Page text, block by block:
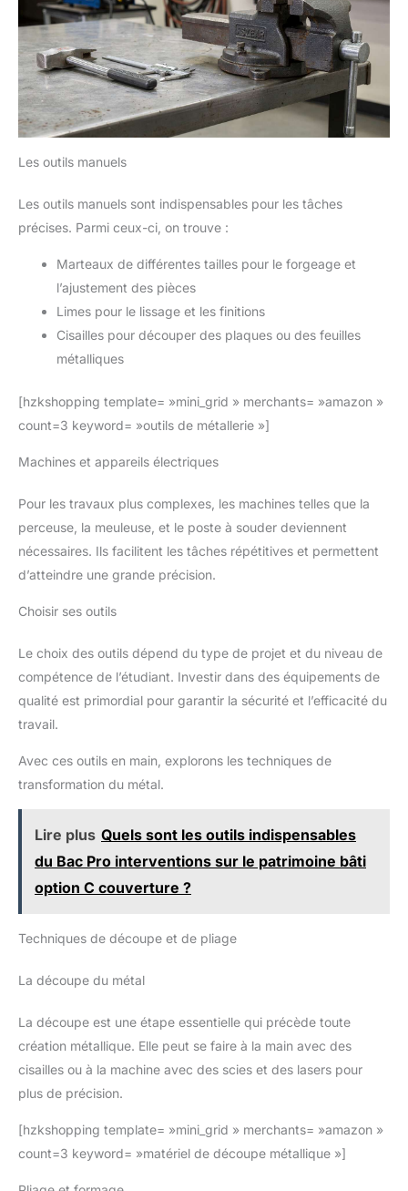
Les outils manuels
Les outils manuels sont indispensables pour les tâches
précises. Parmi ceux-ci, on trouve :
Marteaux de différentes tailles pour le forgeage et
l’ajustement des pièces
Limes pour le lissage et les finitions
Cisailles pour découper des plaques ou des feuilles
métalliques
[hzkshopping template= »mini_grid » merchants= »amazon »
count=3 keyword= »outils de métallerie »]
Machines et appareils électriques
Pour les travaux plus complexes, les machines telles que la
perceuse, la meuleuse, et le poste à souder deviennent
nécessaires. Ils facilitent les tâches répétitives et permettent
d’atteindre une grande précision.
Choisir ses outils
Le choix des outils dépend du type de projet et du niveau de
compétence de l’étudiant. Investir dans des équipements de
qualité est primordial pour garantir la sécurité et l’efficacité du
travail.
Avec ces outils en main, explorons les techniques de
transformation du métal.
Lire plus Quels sont les outils indispensables
du Bac Pro interventions sur le patrimoine bâti
option C couverture ?
Techniques de découpe et de pliage
La découpe du métal
La découpe est une étape essentielle qui précède toute
création métallique. Elle peut se faire à la main avec des
cisailles ou à la machine avec des scies et des lasers pour
plus de précision.
[hzkshopping template= »mini_grid » merchants= »amazon »
count=3 keyword= »matériel de découpe métallique »]